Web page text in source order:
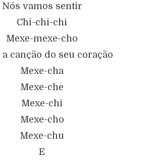
Nós vamos sentir
Chi-chi-chi
Mexe-mexe-cho
a canção do seu coração
Mexe-cha
Mexe-che
Mexe-chi
Mexe-cho
Mexe-chu
E